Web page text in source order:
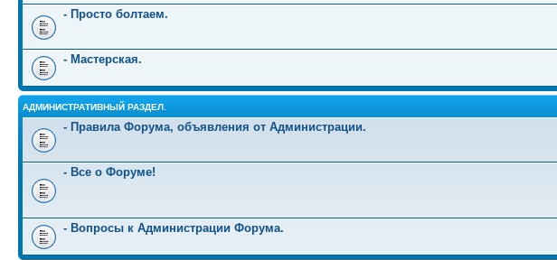
- Просто болтаем.
- Мастерская.
АДМИНИСТРАТИВНЫЙ РАЗДЕЛ.
- Правила Форума, объявления от Администрации.
- Все о Форуме!
- Вопросы к Администрации Форума.